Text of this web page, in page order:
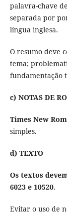
palavra-chave
separada por
língua inglesa.
O resumo deve
tema;
fundamentação
c) NOTAS DE
Times New
simples.
d) TEXTO
Os textos
6023 e 10520.
Evitar o uso de